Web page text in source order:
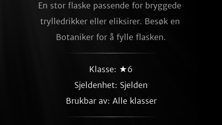
En stor flaske passende for bryggede
trylledrikker eller eliksirer. Besøk en
Botaniker for å fylle flasken.
Klasse: ★6
Sjeldenhet: Sjelden
Brukbar av: Alle klasser